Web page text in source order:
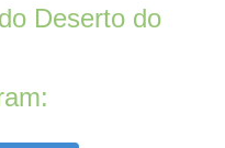
Deserto do